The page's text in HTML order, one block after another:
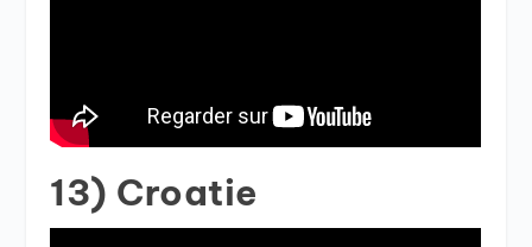
13) Croatie